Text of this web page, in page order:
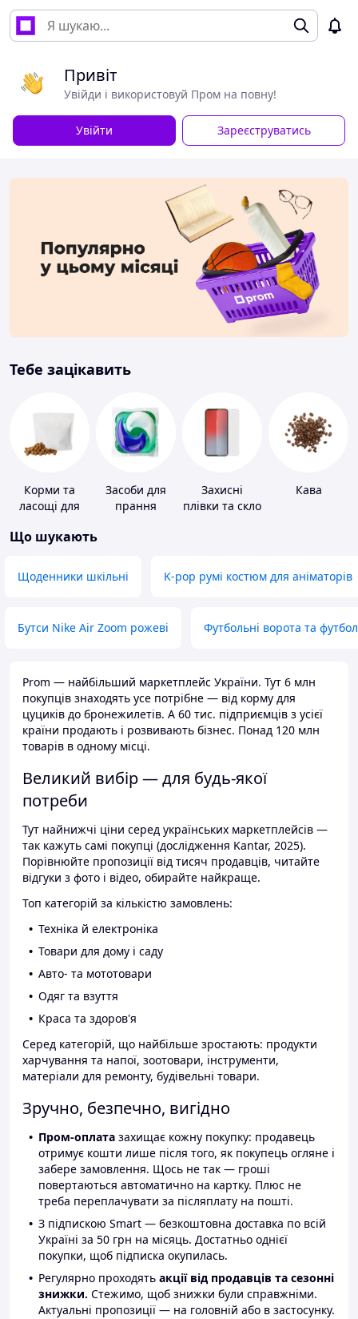
Привіт
Увійди і використовуй Пром на повну!
Увійти Зареєструватись
Тебе зацікавить
Корми та
ласощі для
тварин і
Засоби для
прання
Захисні
плівки та скло
Кава
Що шукають
Щоденники шкільні K-pop румі костюм для аніматорів
Бутси Nike Air Zoom рожеві Футбольні ворота та
Prom — найбільший маркетплейс України. Тут 6 млн
покупців знаходять усе потрібне — від корму для
цуциків до бронежилетів. А 60 тис. підприємців з усієї
країни продають і розвивають бізнес. Понад 120 млн
товарів в одному місці.
Великий вибір — для будь-якої
потреби
Тут найнижчі ціни серед українських маркетплейсів —
так кажуть самі покупці (дослідження Kantar, 2025).
Порівнюйте пропозиції від тисяч продавців, читайте
відгуки з фото і відео, обирайте найкраще.
Топ категорій за кількістю замовлень:
Техніка й електроніка
Товари для дому і саду
Авто- та мототовари
Одяг та взуття
Краса та здоров'я
Серед категорій, що найбільше зростають: продукти
харчування та напої, зоотовари, інструменти,
матеріали для ремонту, будівельні товари.
Зручно, безпечно, вигідно
Пром-оплата захищає кожну покупку: продавець
отримує кошти лише після того, як покупець огляне і
забере замовлення. Щось не так — гроші
повертаються автоматично на картку. Плюс не
треба переплачувати за післяплату на пошті.
З підпискою Smart — безкоштовна доставка по всій
Україні за 50 грн на місяць. Достатньо однієї
покупки, щоб підписка окупилась.
Регулярно проходять акції від продавців та сезонні
знижки. Стежимо, щоб знижки були справжніми.
Актуальні пропозиції — на головній або в застосунку.